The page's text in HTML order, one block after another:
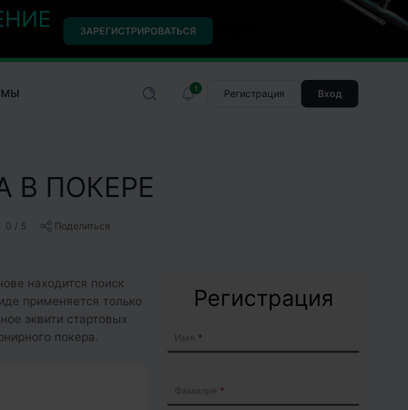
ЗАРЕГИСТРИРОВАТЬСЯ
1 Регистрация Вход
В ПОКЕРЕ
0 / 5 Поделиться
находится поиск
применяется только
эквити стартовых
покера.
Регистрация
Имя
Фамилия